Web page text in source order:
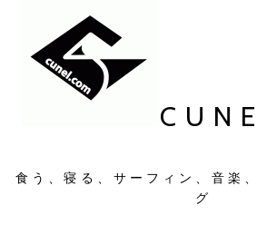
食う、寝る、サーフィン、音楽
グ